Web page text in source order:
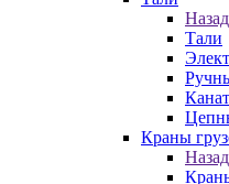
Назад
Тали
Краны
Назад